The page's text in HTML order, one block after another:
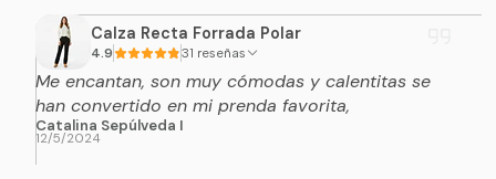
Calza Recta Forrada Polar
4.9 31 reseñas
Me encantan, son muy cómodas y calentitas se
han convertido en mi prenda favorita,
Catalina Sepúlveda I
12/5/2024